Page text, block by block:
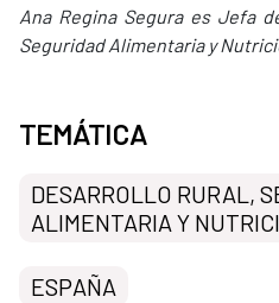
Ana Regina Segura es Jefa
Seguridad Alimentaria y
TEMÁTICA
DESARROLLO RURAL,
ALIMENTARIA Y
ESPAÑA